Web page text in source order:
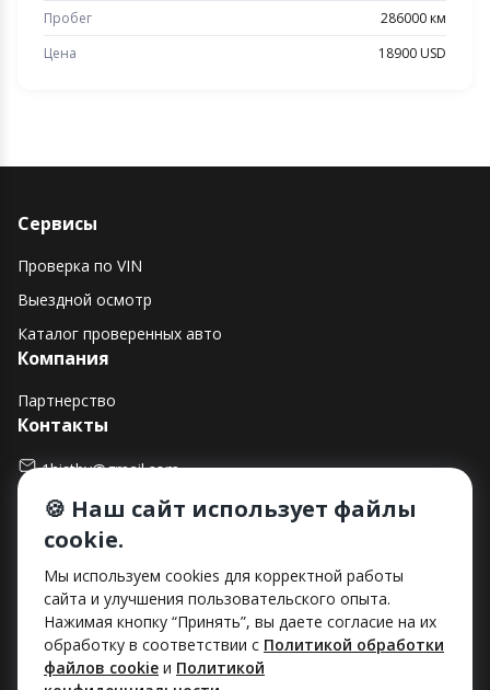
Пробег
286000 км
Цена
18900 USD
Сервисы
Проверка по VIN
Выездной осмотр
Каталог проверенных авто
Компания
Партнерство
Контакты
1histby@gmail.com
+375 (29) 182-90-00
г. Минск, ул. Макаенка, д. 12Е, пом. 282
Способы оплаты
🍪 Наш сайт использует файлы
cookie.
Мы используем cookies для корректной работы
сайта и улучшения пользовательского опыта.
Нажимая кнопку “Принять”, вы даете согласие на их
обработку в соответствии с Политикой обработки
файлов cookie и Политикой